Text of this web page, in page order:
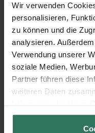
Wir verwenden
personalisieren,
zu können und die
analysieren.
Verwendung unserer
soziale Medien,
Partner führen diese
weiteren Daten
gesammelt haben.
Vorbereitung
Vor der Aufbahrung
durchgeführt, die je
auch vomBestatter
Anschließend wird